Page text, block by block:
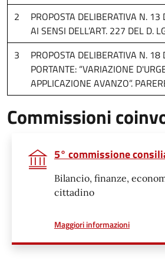
2
PROPOSTA DELIBERATIVA N.
AI SENSI DELL’ART. 227 DEL D.
3
PROPOSTA DELIBERATIVA N.
PORTANTE: “VARIAZIONE
APPLICAZIONE AVANZO”.
Commissioni
5° commissione
Bilancio, finanze,
cittadino
Maggiori informazionia